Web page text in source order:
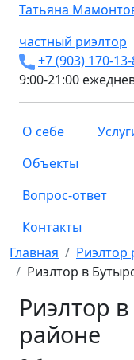
Татьяна
частный риэлтор
+7 (903) 170-
9:00-21:00
О себе
Объекты
Вопрос-ответ
Контакты
Главная
Риэлтор
Риэлтор в
Риэлтор
районе